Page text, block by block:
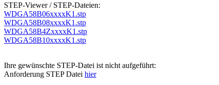
STEP-Viewer / STEP-Dateien:
WDGA58B06xxxxK1.stp
WDGA58B08xxxxK1.stp
WDGA58B4ZxxxxK1.stp
WDGA58B10xxxxK1.stp
Ihre gewünschte STEP-Datei ist nicht aufgeführt:
Anforderung STEP Datei hier